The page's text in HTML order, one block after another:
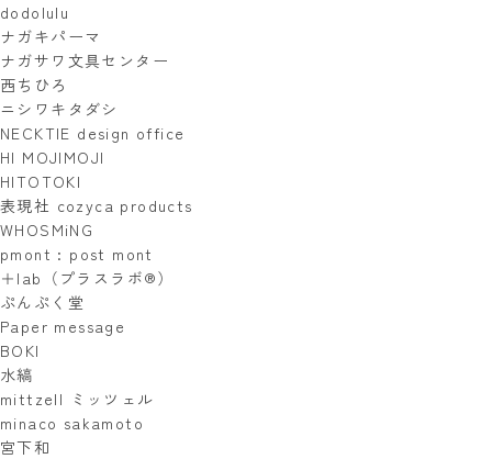
dodolulu
ナガキパーマ
ナガサワ文具センター
西ちひろ
ニシワキタダシ
NECKTIE design office
HI MOJIMOJI
HITOTOKI
表現社 cozyca products
WHOSMiNG
pmont : post mont
＋lab（プラスラボ®）
ぷんぷく堂
Paper message
BOKI
水縞
mittzell ミッツェル
minaco sakamoto
宮下和